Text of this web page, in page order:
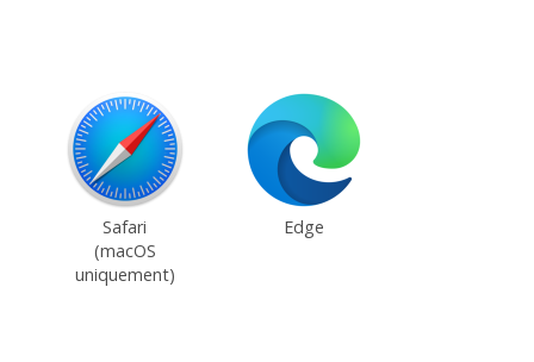
Safari
(macOS
uniquement)
Edge